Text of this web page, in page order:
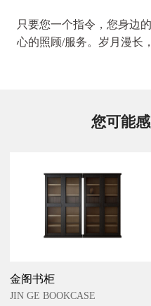
只要您一个指令，您身边
心的照顾/服务。岁月漫长
您可能
金阁书柜
JIN GE BOOKCASE